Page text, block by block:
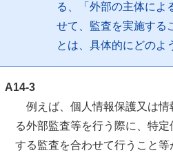
る、「外部の主体によ
せて、監査を実施する
とは、具体的にどのよ
A14-3
例えば、個人情報保護又は
る外部監査等を行う際に、特
する監査を合わせて行うこと等